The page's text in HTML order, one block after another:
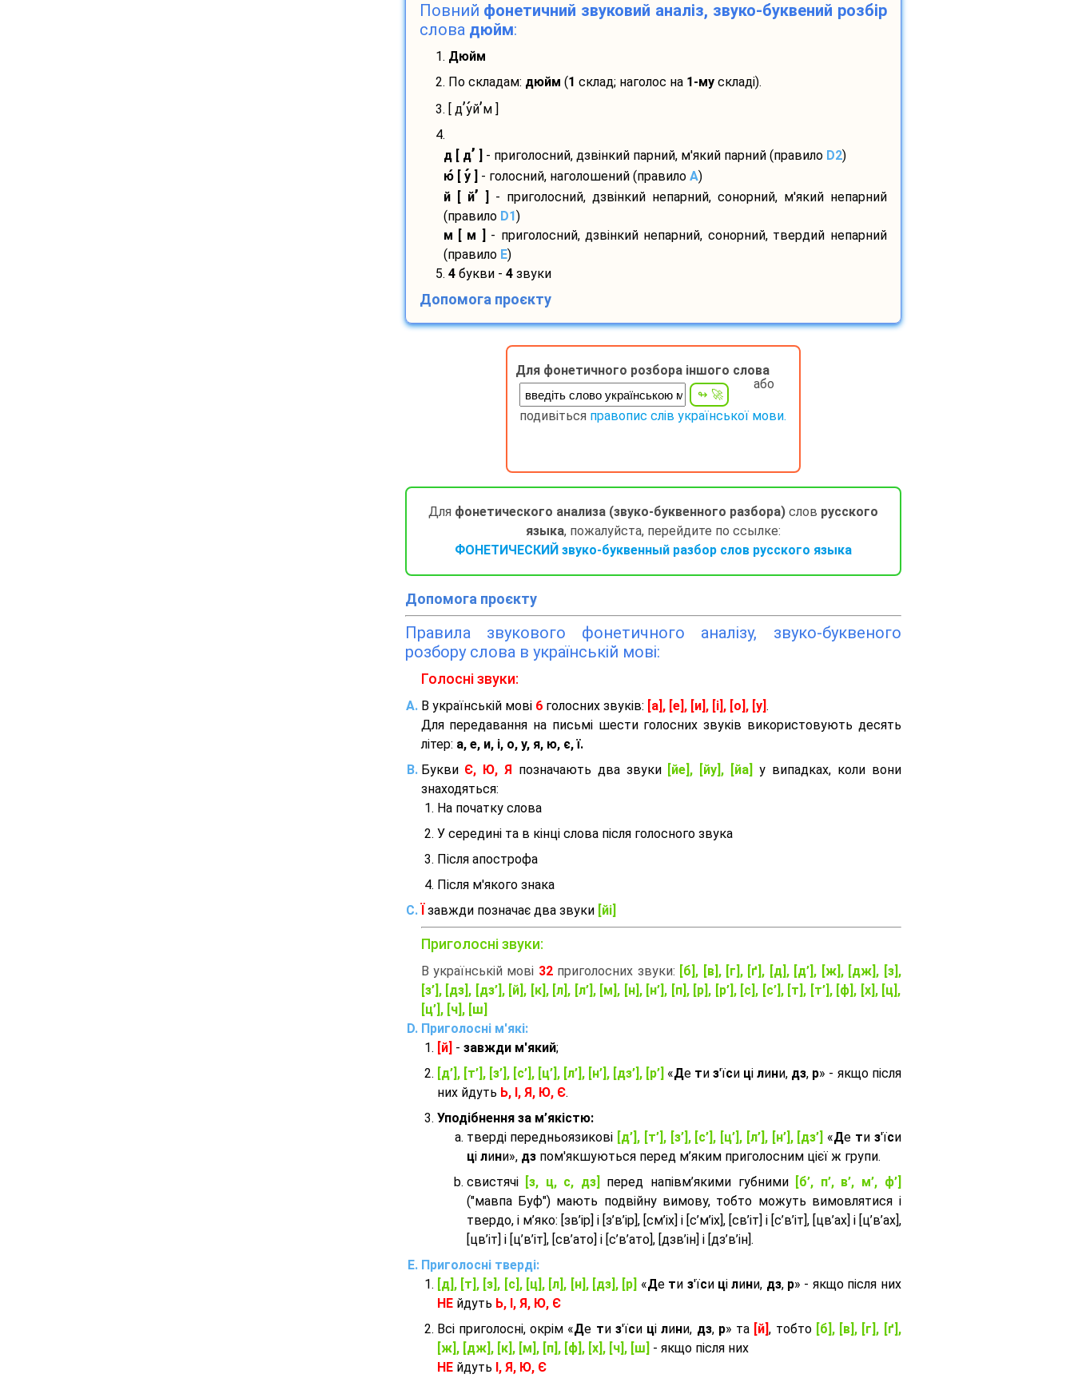
Повний фонетичний звуковий аналіз, звуко-буквений розбір
слова дюйм:
1. Дюйм
2. По складам: дюйм (1 склад; наголос на 1-мускладі).
3. [ д’уй’м ]
4.
д [ д’ - приголосний, дзвінкий парний, м'який парний (правило D2)
ю[ у] - голосний, наголошений (правило A)
й [ й’
- приголосний, дзвінкий непарний, сонорний, м'який непарний
(правило D1)
м [ м ]
- приголосний, дзвінкий непарний, сонорний, твердий непарний
(правило E)
5. 4букви - 4звуки
Допомога проєкту
Для фонетичного розбора іншого слова
або
подивіться правопис слів української мови.
Для фонетического анализа (звуко-буквенного разбора)слов русского
языка, пожалуйста, перейдите по ссылке:
ФОНЕТИЧЕСКИЙ звуко-буквенный разбор слов русского языка
Допомога проєкту
Правила звукового фонетичного аналізу, звуко-буквеного
розбору слова в українській мові:
Голосні звуки:
В українській мові 6голосних звуків: [а], [е], [и], [і], [о], [у] .
Для передавання на письмі шести голосних звуків використовують десять
літер: а, е, и, і, о, у, я, ю, є, ї.
Букви Є, Ю, Я позначають два звуки [йе], [йу], [йа]
у випадках, коли вони
знаходяться:
На початку слова
У середині та в кінці слова після голосного звука
Після апострофа
Після м'якого знака
завжди позначає два звуки [йі]
Приголосні звуки:
В українській мові 32приголосних звуки:
[б], [в], [г], [ґ], [д], [д’], [ж], [дж], [з],
[з’], [дз], [дз’], [й], [к], [л], [л’], [м], [н], [н’], [п], [р], [р’], [с], [с’], [т], [т’], [ф], [х], [ц],
[ц’], [ч], [ш]
Приголосні м'які:
[й] - завжди м'який;
[д’], [т’], [з’], [с’], [ц’], [л’], [н’], [дз’], [р’] «Де тиз'їси цілини, дз, р» - якщо після
них йдуть Ь, І, Я, Ю, Є.
Уподібнення за м’якістю:
тверді передньоязикові [д’], [т’], [з’], [с’], [ц’], [л’], [н’], [дз’] «Де ти з'їси
ці лини», дзпом'якшуються перед м’яким приголосним цієї ж групи.
cвистячі
[з, ц, с, дз] перед напівм’якими губними
[б’, п’, в’, м’, ф’]
("мавпа Буф") мають подвійну вимову, тобто можуть вимовлятися і
твердо, і м’яко: [зв’ір] і [з’в’ір], [см’іх] і [с’м’іх], [св’іт] і [с’в’іт], [цв’ах] і [ц’в’ах],
[цв’іт] і [ц’в’іт], [св’ато] і [с’в’ато], [дзв’iн] і [дз’в’iн].
Приголосні тверді:
[д], [т], [з], [с], [ц], [л], [н], [дз], [р] «Де ти з'їси цілини, дз, р» - якщо після них
НЕйдуть Ь, І, Я, Ю, Є
Всі приголосні, окрім «Де ти з'їси цілини, дз, р» та [й], тобто [б], [в], [г], [ґ],
[ж], [дж], [к], [м], [п], [ф], [х], [ч], [ш] - якщо після них
НЕйдуть І, Я, Ю, Є